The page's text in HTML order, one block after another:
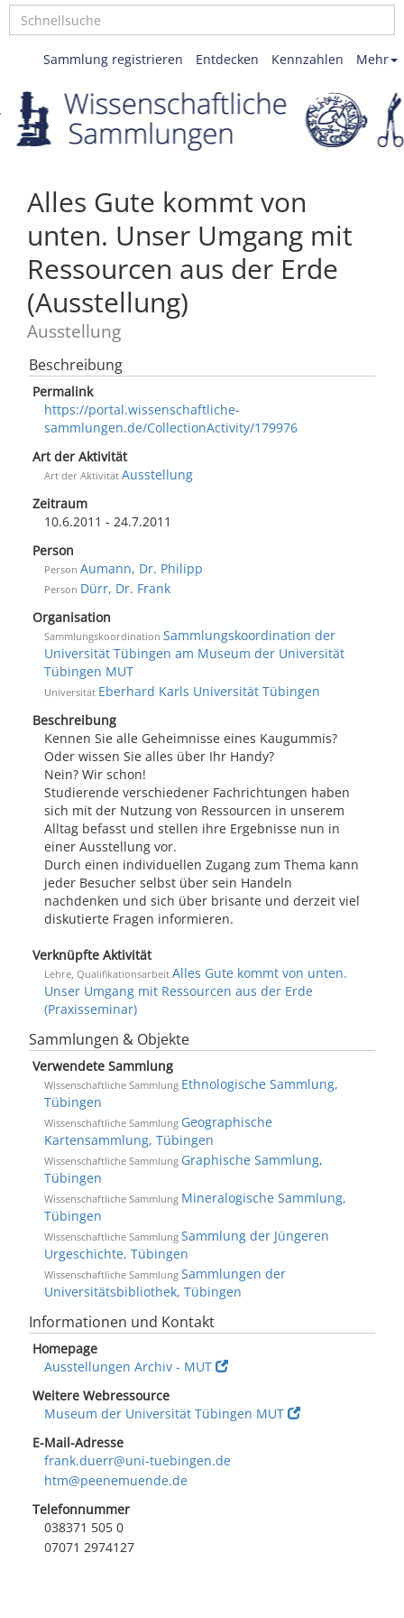
Mehr
Kennzahlen
Entdecken
Sammlung registrieren
Alles Gute kommt von
unten. Unser Umgang mit
Ressourcen aus der Erde
(Ausstellung)
Ausstellung
Beschreibung
Permalink
https://portal.wissenschaftliche-
sammlungen.de/CollectionActivity/179976
Art der Aktivität
Art der Aktivität Ausstellung
Zeitraum
10.6.2011 - 24.7.2011
Person
Person Aumann, Dr. Philipp
Person Dürr, Dr. Frank
Organisation
Sammlungskoordination Sammlungskoordination der
Universität Tübingen am Museum der Universität
Tübingen MUT
Universität Eberhard Karls Universität Tübingen
Beschreibung
Kennen Sie alle Geheimnisse eines Kaugummis?
Oder wissen Sie alles über Ihr Handy?
Nein? Wir schon!
Studierende verschiedener Fachrichtungen haben
sich mit der Nutzung von Ressourcen in unserem
Alltag befasst und stellen ihre Ergebnisse nun in
einer Ausstellung vor.
Durch einen individuellen Zugang zum Thema kann
jeder Besucher selbst über sein Handeln
nachdenken und sich über brisante und derzeit viel
diskutierte Fragen informieren.
Verknüpfte Aktivität
Lehre, Qualifikationsarbeit Alles Gute kommt von unten.
Unser Umgang mit Ressourcen aus der Erde
(Praxisseminar)
Sammlungen & Objekte
Verwendete Sammlung
Wissenschaftliche Sammlung Ethnologische Sammlung,
Tübingen
Wissenschaftliche Sammlung Geographische
Kartensammlung, Tübingen
Wissenschaftliche Sammlung Graphische Sammlung,
Tübingen
Wissenschaftliche Sammlung Mineralogische Sammlung,
Tübingen
Wissenschaftliche Sammlung Sammlung der Jüngeren
Urgeschichte, Tübingen
Wissenschaftliche Sammlung Sammlungen der
Universitätsbibliothek, Tübingen
Informationen und Kontakt
Homepage
Ausstellungen Archiv - MUT
Weitere Webressource
Museum der Universität Tübingen MUT
E-Mail-Adresse
frank.duerr@uni-tuebingen.de
htm@peenemuende.de
Telefonnummer
038371 505 0
07071 2974127